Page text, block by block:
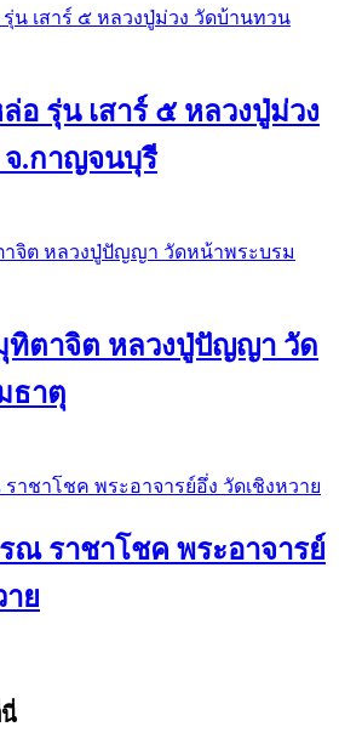
อ รุ่น เสาร์ ๕ หลวงปู่ม่วง
.กาญจนบุรี
ตาจิต หลวงปู่ปัญญา วัด
ธาตุ
ณ ราชาโชค พระอาจารย์
าย